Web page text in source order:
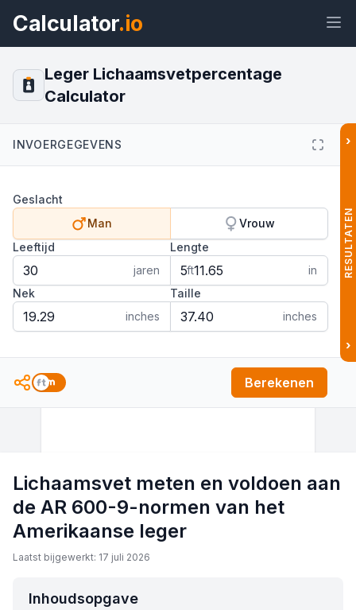
Calculator.io
Widget
Leger Lichaamsvetpercentage
Calculator
INVOERGEGEVENS
Geslacht
Man
Vrouw
Leeftijd
jaren
Lengte
ft
in
Nek
inches
Taille
inches
Berekenen
›
RESULTATEN
›
Lichaamsvet meten en voldoen aan
de AR 600-9-normen van het
Amerikaanse leger
Laatst bijgewerkt: 17 juli 2026
Inhoudsopgave